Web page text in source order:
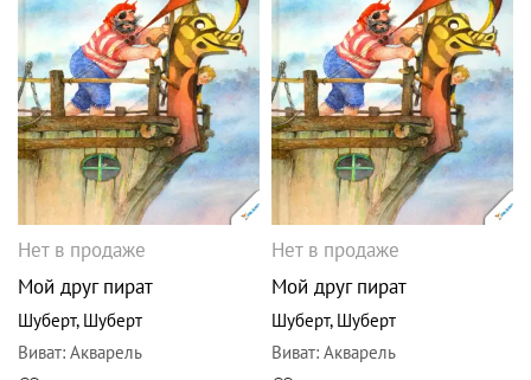
Нет в продаже
Мой друг пират
Шуберт, Шуберт
Виват: Акварель
Нет в продаже
Мой друг пират
Шуберт, Шуберт
Виват: Акварель